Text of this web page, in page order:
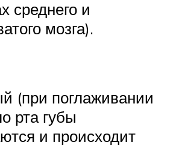
среднего и
мозга).
(при поглаживании
рта губы
и происходит